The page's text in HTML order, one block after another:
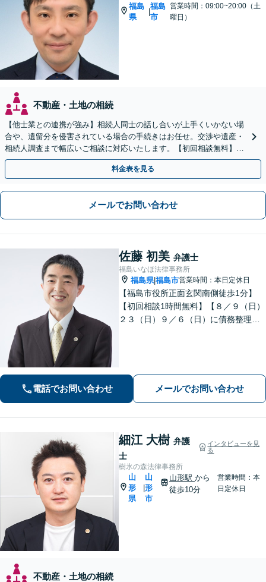
福島
県
|
福島
市
営業時間：09:00~20:00（土
曜日）
不動産・土地の相続
【他士業との連携が強み】相続人同士の話し合いが上手くいかない場
合や、遺留分を侵害されている場合の手続きはお任せ。交渉や遺産・
相続人調査まで幅広いご相談に対応いたします。【初回相談無料】
【出張相談OK】【LINE可】
料金表を見る
メールでお問い合わせ
佐藤 初美 弁護士
福島いなほ法律事務所
福島県|福島市営業時間：本日定休日
【福島市役所正面玄関南側徒歩1分】
【初回相談1時間無料】【８／９（日）
２３（日）９／６（日）に債務整理・
電話でお問い合わせ メールでお問い合わせ
細江 大樹 弁護
士
インタビューを見
る
樹氷の森法律事務所
山
形
県
山
形
市
山形駅 から
徒歩10分
営業時間：本
日定休日
不動産・土地の相続